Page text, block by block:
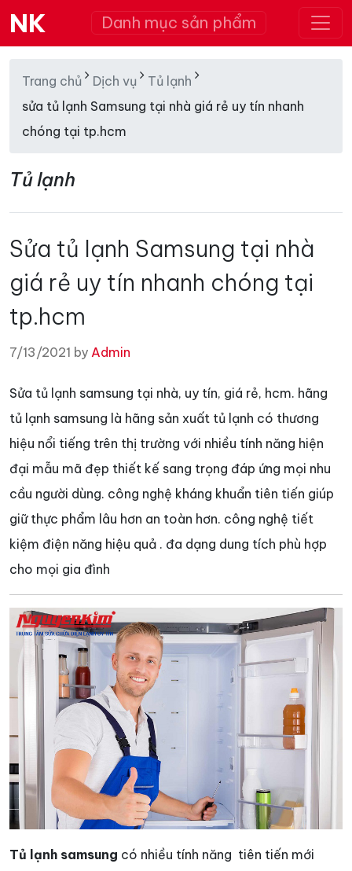
NK Danh mục sản phẩm
Trang chủ Dịch vụ
Tủ lạnh
sửa tủ lạnh Samsung tại nhà giá rẻ uy tín nhanh
chóng tại tp.hcm
Tủ lạnh
Sửa tủ lạnh Samsung tại nhà
giá rẻ uy tín nhanh chóng tại
tp.hcm
7/13/2021 by Admin
Sửa tủ lạnh samsung tại nhà, uy tín, giá rẻ, hcm. hãng
tủ lạnh samsung là hãng sản xuất tủ lạnh có thương
hiệu nổi tiếng trên thị trường với nhiều tính năng hiện
đại mẫu mã đẹp thiết kế sang trọng đáp ứng mọi nhu
cầu người dùng. công nghệ kháng khuẩn tiên tiến giúp
giữ thực phẩm lâu hơn an toàn hơn. công nghệ tiết
kiệm điện năng hiệu quả . đa dạng dung tích phù hợp
cho mọi gia đình
Tủ lạnh samsung có nhiều tính năng tiên tiến mới